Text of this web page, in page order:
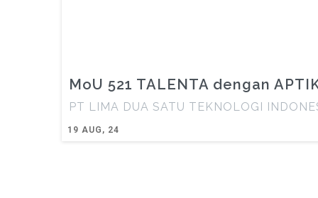
MoU 521 TALENTA dengan
19 AUG, 24
PT LIMA DUA SATU TEKNOLOGI